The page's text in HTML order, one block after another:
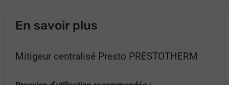
En savoir plus
Mitigeur centralisé Presto PRESTOTHERM